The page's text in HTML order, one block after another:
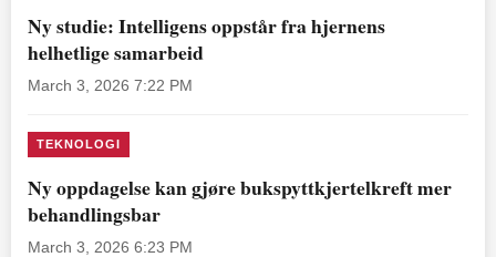
Ny studie: Intelligens oppstår fra hjernens
helhetlige samarbeid
March 3, 2026 7:22 PM
TEKNOLOGI
Ny oppdagelse kan gjøre bukspyttkjertelkreft mer
behandlingsbar
March 3, 2026 6:23 PM